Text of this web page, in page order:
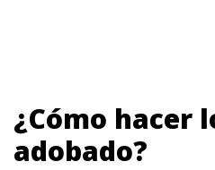
¿Cómo hacer
adobado?